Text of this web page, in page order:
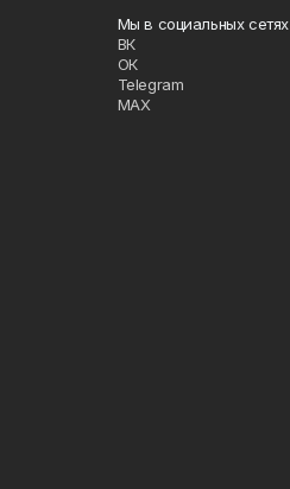
Мы в социальных сетях
ВК
ОК
Telegram
MAX